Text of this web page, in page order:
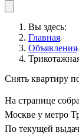
Вы здесь:
Главная
Объявления
Снять квартиру
На странице
Москве у метро
По текущей